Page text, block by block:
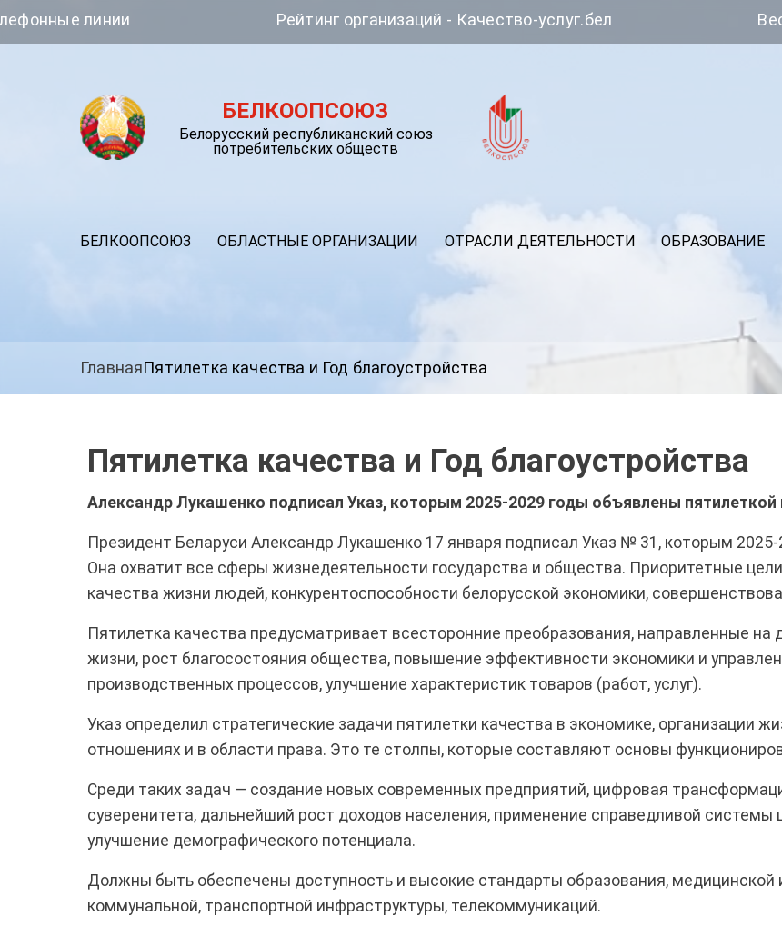
Рейтинг организаций - Качество-услуг.бел Вести
БЕЛКООПСОЮЗ
Белорусский республиканский союз
потребительских обществ
БЕЛКООПСОЮЗ ОБЛАСТНЫЕ ОРГАНИЗАЦИИ ОТРАСЛИ ДЕЯТЕЛЬНОСТИ ОБРАЗОВАНИЕ
ГлавнаяПятилетка качества и Год благоустройства
Пятилетка качества и Год благоустройства
Александр Лукашенко подписал Указ, которым 2025-2029 годы объявлены пятилеткой
Президент Беларуси Александр Лукашенко 17 января подписал Указ № 31, которым
Она охватит все сферы жизнедеятельности государства и общества. Приоритетные
качества жизни людей, конкурентоспособности белорусской экономики,
Пятилетка качества предусматривает всесторонние преобразования, направленные
жизни, рост благосостояния общества, повышение эффективности экономики и
производственных процессов, улучшение характеристик товаров (работ, услуг).
Указ определил стратегические задачи пятилетки качества в экономике, организации
отношениях и в области права. Это те столпы, которые составляют основы
Среди таких задач — создание новых современных предприятий, цифровая
суверенитета, дальнейший рост доходов населения, применение справедливой
улучшение демографического потенциала.
Должны быть обеспечены доступность и высокие стандарты образования,
коммунальной, транспортной инфраструктуры, телекоммуникаций.